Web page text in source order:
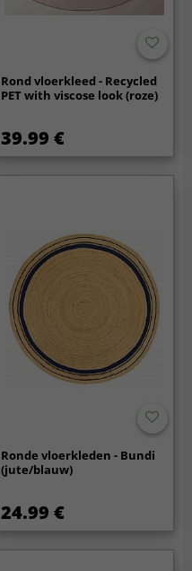
Rond vloerkleed - Recycled
PET with viscose look (roze)
39.99 €
Ronde vloerkleden - Bundi
(jute/blauw)
24.99 €